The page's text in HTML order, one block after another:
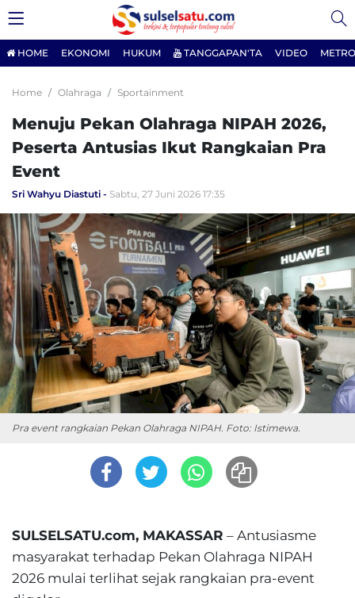
HOME EKONOMI HUKUM TANGGAPAN'TA VIDEO
Home Olahraga Sportainment
Menuju Pekan Olahraga NIPAH 2026,
Peserta Antusias Ikut Rangkaian Pra
Event
Sri Wahyu Diastuti Sabtu, 27 Juni 2026 17:35
Pra event rangkaian Pekan Olahraga NIPAH. Foto: Istimewa.
SULSELSATU.com, MAKASSAR – Antusiasme
masyarakat terhadap Pekan Olahraga NIPAH
2026 mulai terlihat sejak rangkaian pra-event